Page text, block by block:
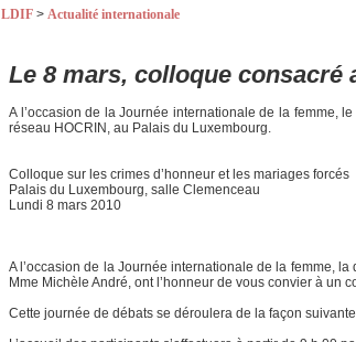
LDIF > Actualité internationale
Le 8 mars, colloque consacré
A l’occasion de la Journée internationale de la femme,
réseau HOCRIN, au Palais du Luxembourg.
Colloque sur les crimes d’honneur et les mariages forcés
Palais du Luxembourg, salle Clemenceau
Lundi 8 mars 2010
A l’occasion de la Journée internationale de la femme,
Mme Michèle André, ont l’honneur de vous convier à un
Cette journée de débats se déroulera de la façon